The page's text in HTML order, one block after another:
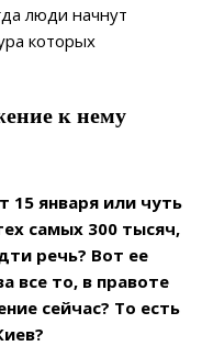
люди начнут
которых
к нему
15 января или чуть
самых 300 тысяч,
речь? Вот ее
все то, в правоте
сейчас? То есть